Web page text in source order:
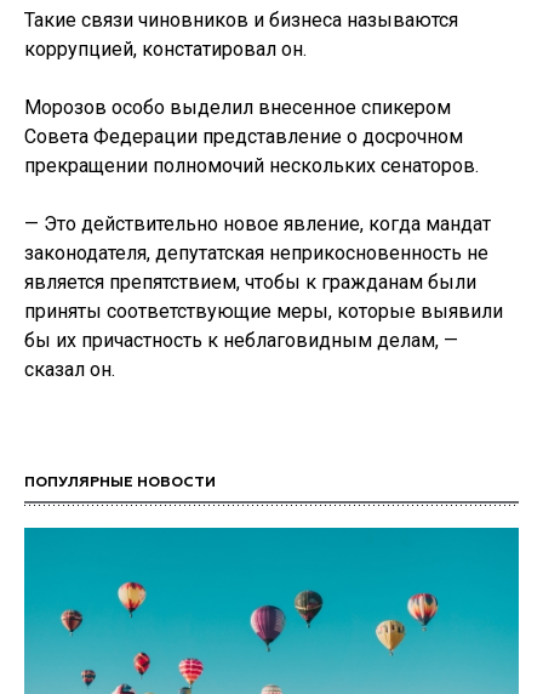
Такие связи чиновников и бизнеса называются
коррупцией, констатировал он.
Морозов особо выделил внесенное спикером
Совета Федерации представление о досрочном
прекращении полномочий нескольких сенаторов.
— Это действительно новое явление, когда мандат
законодателя, депутатская неприкосновенность не
является препятствием, чтобы к гражданам были
приняты соответствующие меры, которые выявили
бы их причастность к неблаговидным делам, —
сказал он.
ПОПУЛЯРНЫЕ НОВОСТИ